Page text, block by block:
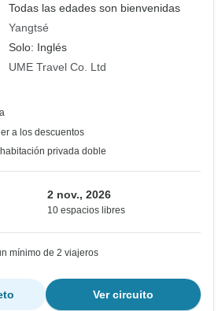
Todas las edades son bienvenidas
Yangtsé
Solo: Inglés
UME Travel Co. Ltd
a los descuentos
privada doble
2 nov., 2026
10 espacios libres
mínimo de 2 viajeros
Ver circuito